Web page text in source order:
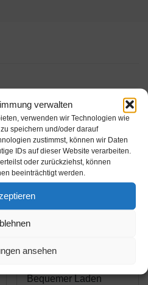
verwalten
verwenden wir Technologien wie
speichern und/oder darauf
zustimmst, können wir Daten
IDs auf dieser Website verarbeiten.
oder zurückziehst, können
beeinträchtigt werden.
ansehen
27,99€
Bequemer Laden